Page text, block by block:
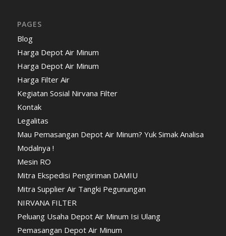
PAGES
Blog
Harga Depot Air Minum
Harga Depot Air Minum
Harga Filter Air
Kegiatan Sosial Nirvana Filter
Kontak
Legalitas
Mau Pemasangan Depot Air Minum? Yuk Simak Analisa
Modalnya !
Mesin RO
Mitra Ekspedisi Pengiriman DAMIU
Mitra Supplier Air Tangki Pegunungan
NIRVANA FILTER
Peluang Usaha Depot Air Minum Isi Ulang
Pemasangan Depot Air Minum